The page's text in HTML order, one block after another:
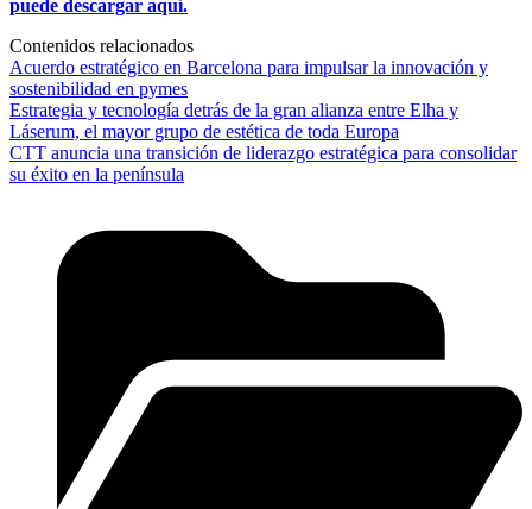
puede descargar aquí.
Contenidos relacionados
Acuerdo estratégico en Barcelona para impulsar la innovación y
sostenibilidad en pymes
Estrategia y tecnología detrás de la gran alianza entre Elha y
Láserum, el mayor grupo de estética de toda Europa
CTT anuncia una transición de liderazgo estratégica para consolidar
su éxito en la península